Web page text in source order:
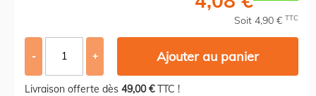
Soit 4,90 € TTC
- + Ajouter au panier
Livraison offerte dès 49,00 €TTC !